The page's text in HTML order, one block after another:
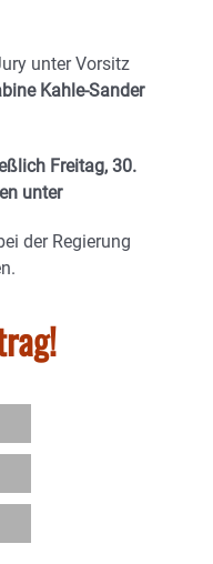
unter Vorsitz
Kahle-Sander
Freitag, 30.
unter
der Regie­rung